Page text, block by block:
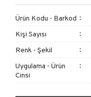
Ürün Kodu - Barkod
Kişi Sayısı
Renk - Şekil
Uygulama - Ürün
Cinsi